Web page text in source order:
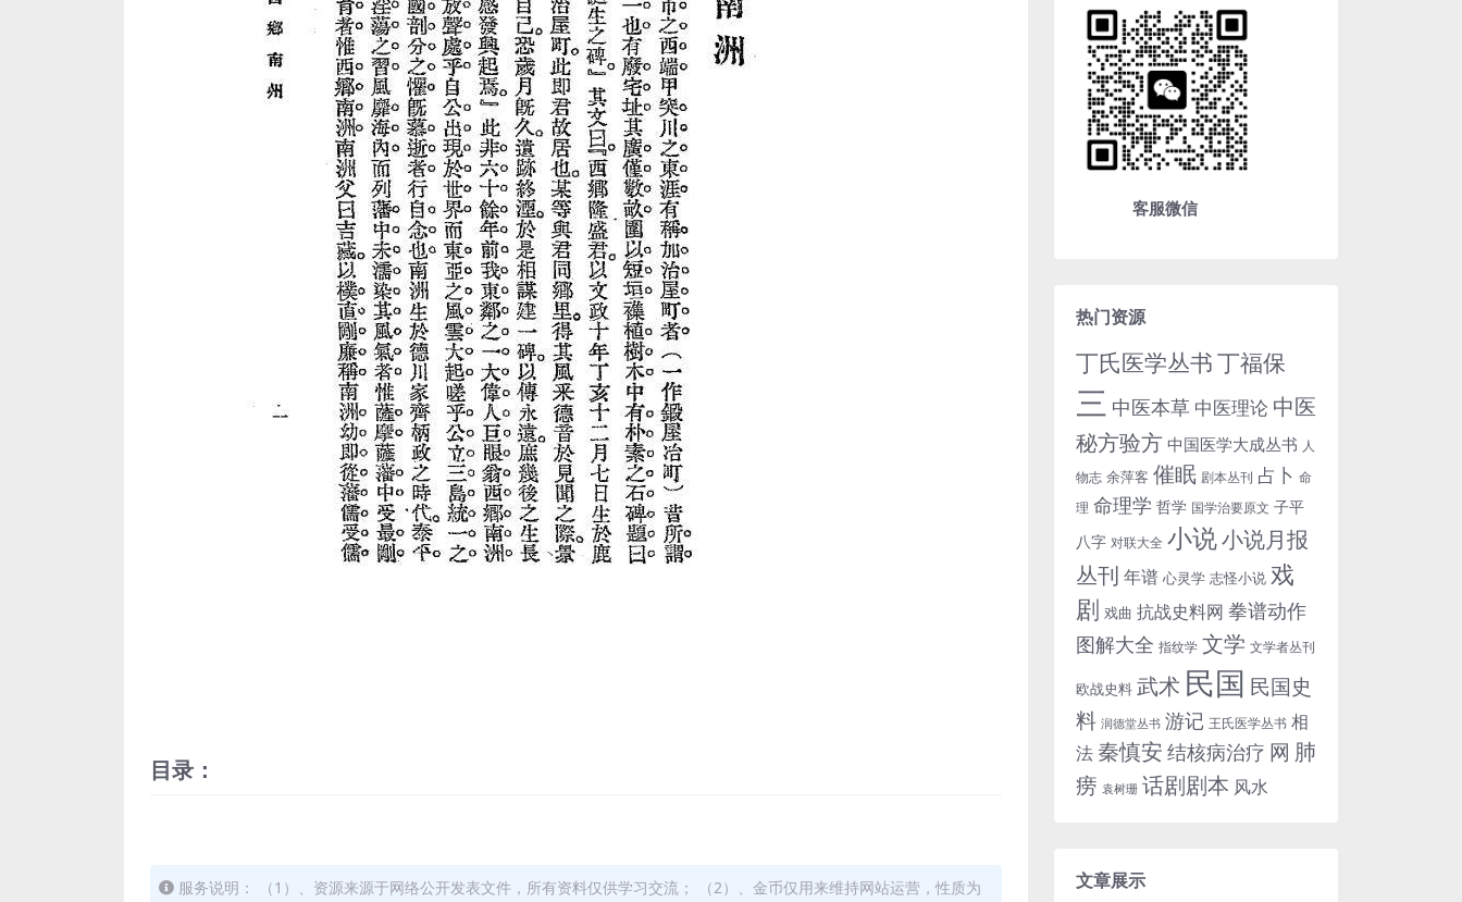
目录：
服务说明： （1）、资源来源于网络公开发表文件，所有资料仅供学习交流； （2）、金币仅用来维持网站运营，性质为
客服微信
热门资源
丁氏医学丛书丁福保
三 中医本草 中医理论 中医
秘方验方 中国医学大成丛书 人
物志 余萍客 催眠 剧本丛刊 占卜 命
理 命理学 哲学 国学治要原文 子平
八字 对联大全 小说小说月报
丛刊 年谱 心灵学 志怪小说 戏
剧 戏曲 抗战史料网 拳谱动作
图解大全 指纹学 文学 文学者丛刊
欧战史料 武术 民国 民国史
料 润德堂丛书 游记 王氏医学丛书 相
法 秦慎安 结核病治疗 网 肺
痨 袁树珊 话剧剧本 风水
文章展示